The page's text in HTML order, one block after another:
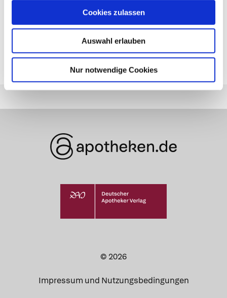
Cookies zulassen
Auswahl erlauben
Nur notwendige Cookies
Nächster Artikel
Glukose
© 2026
Impressum und Nutzungsbedingungen